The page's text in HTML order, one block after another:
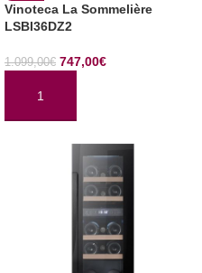
Vinoteca La Sommelière
LSBI36DZ2
1.099,00€ 747,00€
AÑADIR AL CARRITO